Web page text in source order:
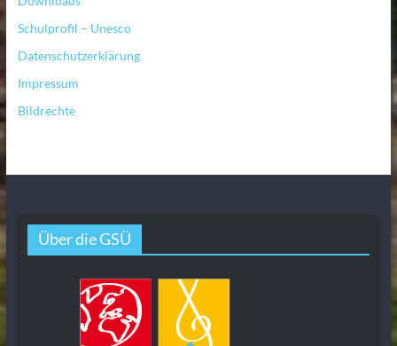
Schulprofil – Unesco
Datenschutzerklärung
Impressum
Bildrechte
Über die GSÜ